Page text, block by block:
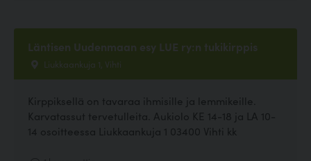
Läntisen Uudenmaan esy LUE ry:n tukikirppis
Liukkaankuja 1, Vihti
Kirppiksellä on tavaraa ihmisille ja lemmikeille.
Karvatassut tervetulleita. Aukiolo KE 14-18 ja LA 10-
14 osoitteessa Liukkaankuja 1 03400 Vihti kk